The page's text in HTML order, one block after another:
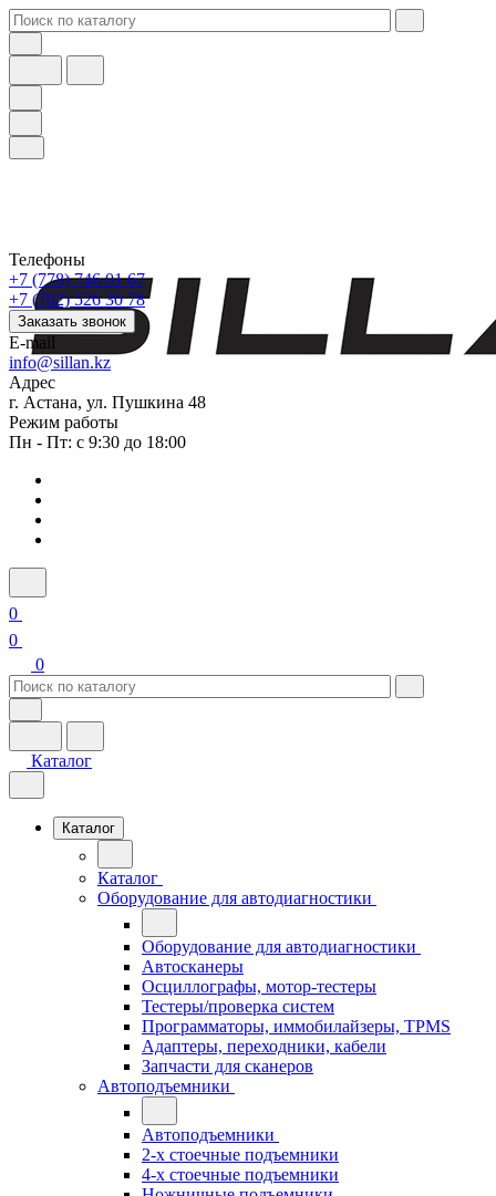
Телефоны
+7 (778) 746 01 67
+7 (702) 526 30 78
Заказать звонок
E-mail
info@sillan.kz
Адрес
г. Астана, ул. Пушкина 48
Режим работы
Пн - Пт: с 9:30 до 18:00
0
0
0
Каталог
Каталог
Каталог
Оборудование для автодиагностики
Оборудование для автодиагностики
Автосканеры
Осциллографы, мотор-тестеры
Тестеры/проверка систем
Программаторы, иммобилайзеры, TPMS
Адаптеры, переходники, кабели
Запчасти для сканеров
Автоподъемники
Автоподъемники
2-х стоечные подъемники
4-х стоечные подъемники